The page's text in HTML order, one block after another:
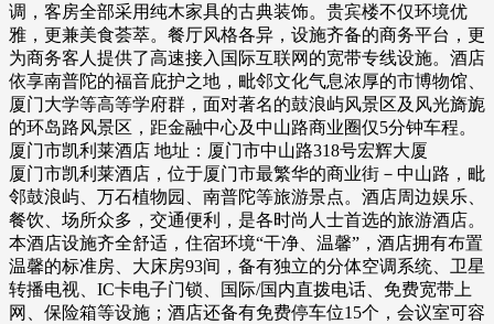
调，客房全部采用纯木家具的古典装饰。贵宾楼不仅环境优
雅，更兼美食荟萃。餐厅风格各异，设施齐备的商务平台，更
为商务客人提供了高速接入国际互联网的宽带专线设施。酒店
依享南普陀的福音庇护之地，毗邻文化气息浓厚的市博物馆、
厦门大学等高等学府群，面对著名的鼓浪屿风景区及风光旖旎
的环岛路风景区，距金融中心及中山路商业圈仅5分钟车程。
厦门市凯利莱酒店 地址：厦门市中山路318号宏辉大厦
厦门市凯利莱酒店，位于厦门市最繁华的商业街－中山路，毗
邻鼓浪屿、万石植物园、南普陀等旅游景点。酒店周边娱乐、
餐饮、场所众多，交通便利，是各时尚人士首选的旅游酒店。
本酒店设施齐全舒适，住宿环境“干净、温馨”，酒店拥有布置
温馨的标准房、大床房93间，备有独立的分体空调系统、卫星
转播电视、IC卡电子门锁、国际/国内直拨电话、免费宽带上
网、保险箱等设施；酒店还备有免费停车位15个，会议室可容